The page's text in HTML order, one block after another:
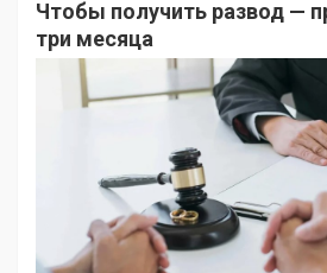
Чтобы получить развод —
три месяца